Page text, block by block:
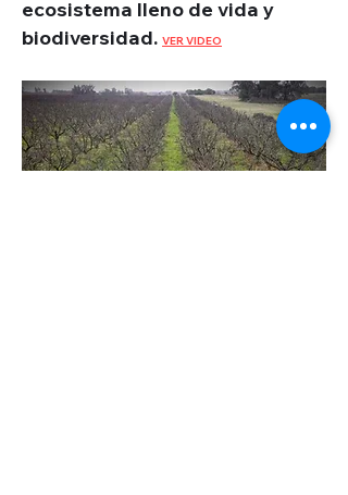
ecosistema lleno de vida y
biodiversidad. VER VIDEO